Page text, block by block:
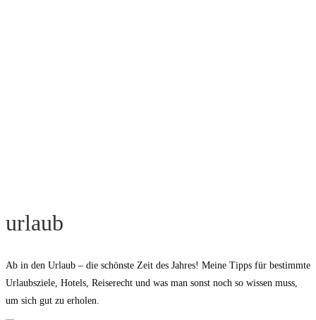
urlaub
Ab in den Urlaub – die schönste Zeit des Jahres! Meine Tipps für bestimmte
Urlaubsziele, Hotels, Reiserecht und was man sonst noch so wissen muss,
um sich gut zu erholen.